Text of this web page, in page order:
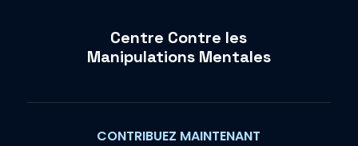
Centre Contre les
Manipulations Mentales
CONTRIBUEZ MAINTENANT